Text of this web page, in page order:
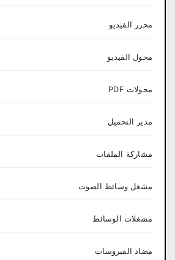
محرر الفيديو
محول الفيديو
محولات PDF
مدير التحميل
مشاركة الملفات
مشغل وسائط الصوت
مشغلات الوسائط
مضاد الفيروسات